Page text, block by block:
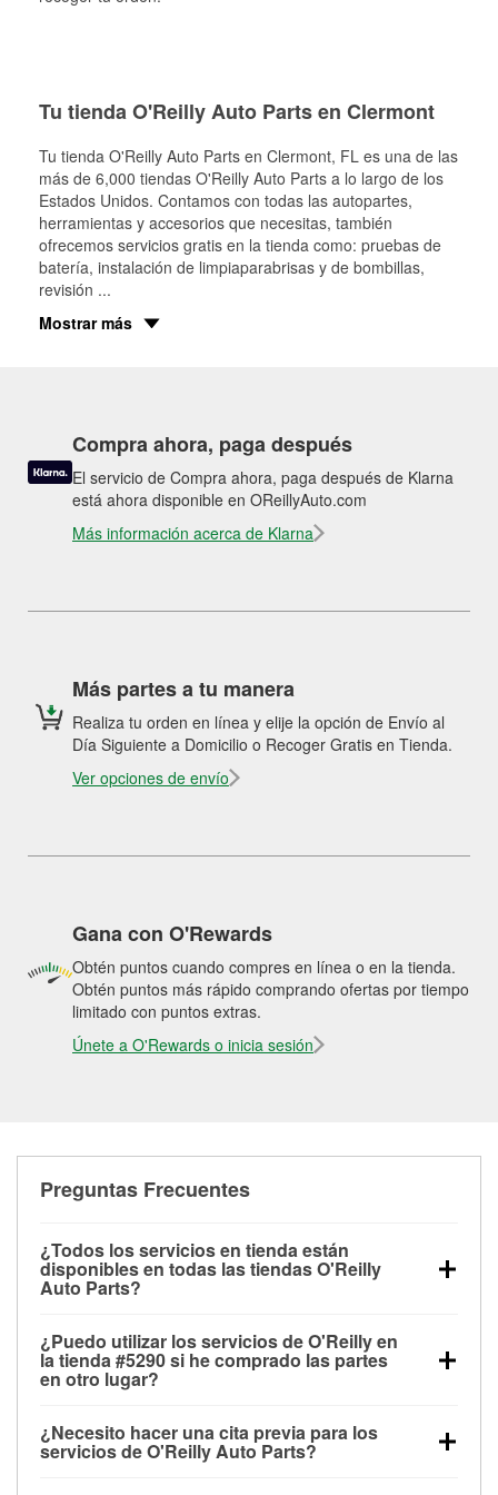
Tu tienda O'Reilly Auto Parts en Clermont
Tu tienda O'Reilly Auto Parts en Clermont, FL es una de las
más de 6,000 tiendas O'Reilly Auto Parts a lo largo de los
Estados Unidos. Contamos con todas las autopartes,
herramientas y accesorios que necesitas, también
ofrecemos servicios gratis en la tienda como: pruebas de
batería, instalación de limpiaparabrisas y de bombillas,
revisión ...
Mostrar más
Compra ahora, paga después
El servicio de Compra ahora, paga después de Klarna
está ahora disponible en OReillyAuto.com
Más información acerca de Klarna
Más partes a tu manera
Realiza tu orden en línea y elije la opción de Envío al
Día Siguiente a Domicilio o Recoger Gratis en Tienda.
Ver opciones de envío
Gana con O'Rewards
Obtén puntos cuando compres en línea o en la tienda.
Obtén puntos más rápido comprando ofertas por tiempo
limitado con puntos extras.
Únete a O'Rewards o inicia sesión
Preguntas Frecuentes
¿Todos los servicios en tienda están
disponibles en todas las tiendas O'Reilly
Auto Parts?
las pruebas de batería, pruebas de alternador y
motor de arranque, revisión de la luz “Check Engine”
con O'Reilly VeriScan® e instalación de
limpiaparabrisas o bombillas, están disponibles en
todas las tiendas O'Reilly Auto Parts. La tienda
¿Puedo utilizar los servicios de O'Reilly en
la tienda #5290 si he comprado las partes
en otro lugar?
de O'Reilly Auto Parts que estén disponibles en la
tienda #5290 de Clermont, FL aunque hayas
¿Necesito hacer una cita previa para los
servicios de O'Reilly Auto Parts?